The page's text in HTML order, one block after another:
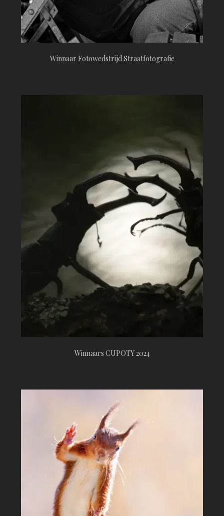
Winnaar Fotowedstrijd Straatfotografie
Winnaars CUPOTY 2024